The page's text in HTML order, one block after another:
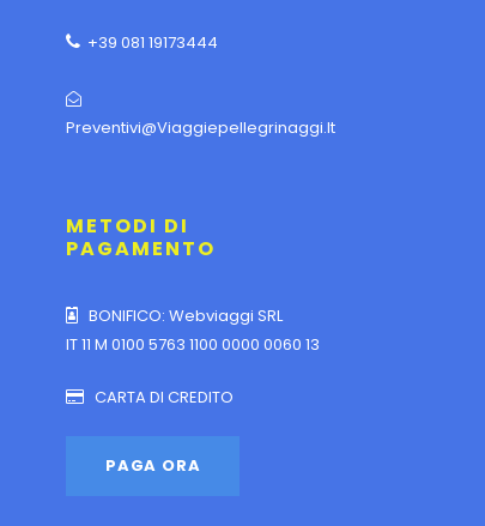
+39 081 19173444
Preventivi@viaggiepellegrinaggi.it
METODI DI
PAGAMENTO
BONIFICO: Webviaggi SRL
IT 11 M 0100 5763 1100 0000 0060 13
CARTA DI CREDITO